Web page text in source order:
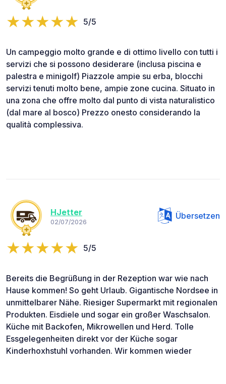
5/5
Un campeggio molto grande e di ottimo livello con tutti i
servizi che si possono desiderare (inclusa piscina e
palestra e minigolf) Piazzole ampie su erba, blocchi
servizi tenuti molto bene, ampie zone cucina. Situato in
una zona che offre molto dal punto di vista naturalistico
(dal mare al bosco) Prezzo onesto considerando la
qualità complessiva.
HJetter
02/07/2026
Übersetzen
5/5
Bereits die Begrüßung in der Rezeption war wie nach
Hause kommen! So geht Urlaub. Gigantische Nordsee in
unmittelbarer Nähe. Riesiger Supermarkt mit regionalen
Produkten. Eisdiele und sogar ein großer Waschsalon.
Küche mit Backofen, Mikrowellen und Herd. Tolle
Essgelegenheiten direkt vor der Küche sogar
Kinderhoxhstuhl vorhanden. Wir kommen wieder